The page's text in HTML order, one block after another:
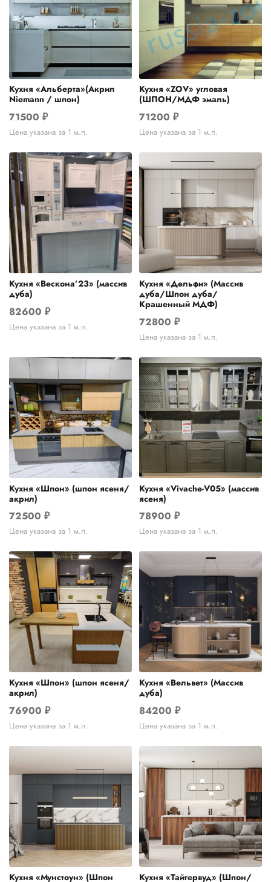
Кухня «Альберта»(Акрил
Niemann / шпон)
71500 ₽
Цена указана за 1 м.п.
Кухня «ZOV» угловая
(ШПОН/МДФ эмаль)
71200 ₽
Цена указана за 1 м.п.
Кухня «Вескона’23» (массив
дуба)
82600 ₽
Цена указана за 1 м.п.
Кухня «Дельфи» (Массив
дуба/Шпон дуба/
Крашенный МДФ)
72800 ₽
Цена указана за 1 м.п.
Кухня «Шпон» (шпон ясеня/
акрил)
72500 ₽
Цена указана за 1 м.п.
Кухня «Vivache-V05» (массив
ясеня)
78900 ₽
Цена указана за 1 м.п.
Кухня «Шпон» (шпон ясеня/
акрил)
76900 ₽
Цена указана за 1 м.п.
Кухня «Вельвет» (Массив
дуба)
84200 ₽
Цена указана за 1 м.п.
Кухня «Мунстоун» (Шпон
Кухня «Тайгервуд» (Шпон/